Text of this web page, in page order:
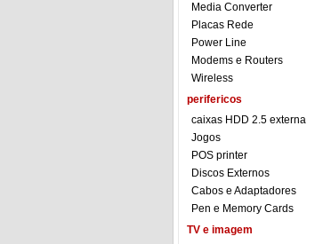
Media Converter
Placas Rede
Power Line
Modems e Routers
Wireless
perifericos
caixas HDD 2.5 externa
Jogos
POS printer
Discos Externos
Cabos e Adaptadores
Pen e Memory Cards
TV e imagem